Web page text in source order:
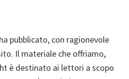
pubblicato, con ragionevole
Il materiale che offriamo,
è destinato ai lettori a scopo